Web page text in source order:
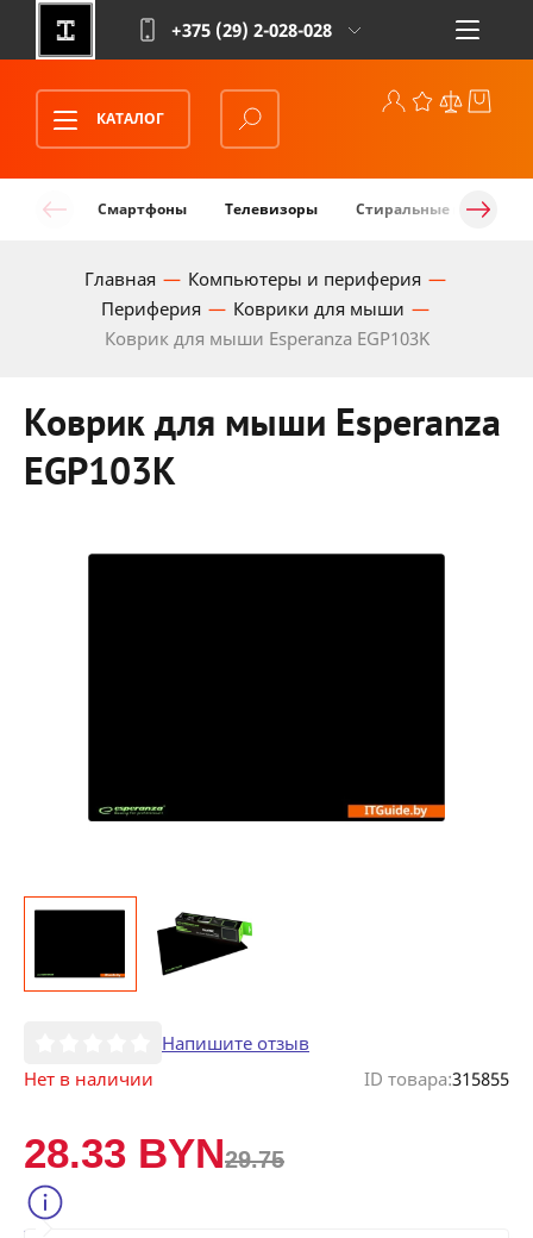
+375 (29) 2-028-028
КАТАЛОГ
Смартфоны Телевизоры Стиральные машины
Главная
Компьютеры и периферия
Периферия
Коврики для мыши
Коврик для мыши Esperanza EGP103K
Коврик для мыши Esperanza
EGP103K
Напишите отзыв
Нет в наличии
ID товара:315855
28.33 BYN29.75